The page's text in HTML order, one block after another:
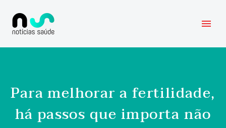
Para melhorar a fertilidade,
há passos que importa não